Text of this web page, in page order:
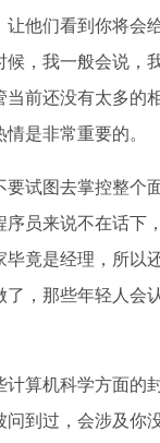
让他们看到你将会
候，我一般会说，
当前还没有太多的
是非常重要的。
要试图去掌控整个
序员来说不在话下
毕竟是经理，所以
了，那些年轻人会
计算机科学方面的
问到过，会涉及你